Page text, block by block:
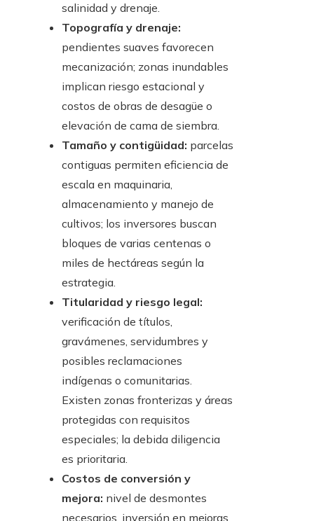
salinidad y drenaje.
Topografía y drenaje:
pendientes suaves favorecen
mecanización; zonas inundables
implican riesgo estacional y
costos de obras de desagüe o
elevación de cama de siembra.
Tamaño y contigüidad: parcelas
contiguas permiten eficiencia de
escala en maquinaria,
almacenamiento y manejo de
cultivos; los inversores buscan
bloques de varias centenas o
miles de hectáreas según la
estrategia.
Titularidad y riesgo legal:
verificación de títulos,
gravámenes, servidumbres y
posibles reclamaciones
indígenas o comunitarias.
Existen zonas fronterizas y áreas
protegidas con requisitos
especiales; la debida diligencia
es prioritaria.
Costos de conversión y
mejora: nivel de desmontes
necesarios, inversión en mejoras